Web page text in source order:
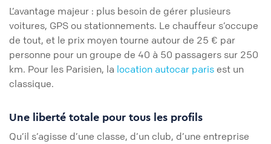
L’avantage majeur : plus besoin de gérer plusieurs
voitures, GPS ou stationnements. Le chauffeur s’occupe
de tout, et le prix moyen tourne autour de 25 € par
personne pour un groupe de 40 à 50 passagers sur 250
km. Pour les Parisien, la location autocar paris est un
classique.
Une liberté totale pour tous les profils
Qu’il s’agisse d’une classe, d’un club, d’une entreprise